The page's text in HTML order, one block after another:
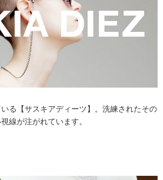
る【サスキアディーツ】。洗練されたその
線が注がれています。